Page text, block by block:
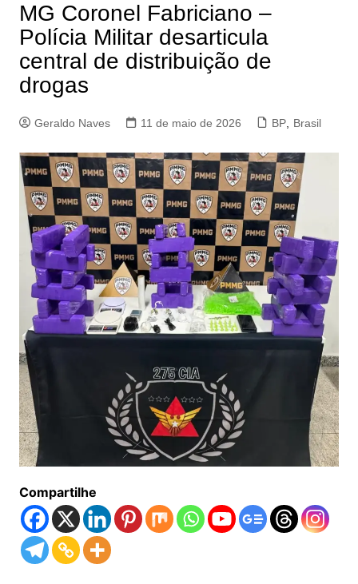
MG Coronel Fabriciano –
Polícia Militar desarticula
central de distribuição de
drogas
Geraldo Naves 11 de maio de 2026 BP, Brasil
Compartilhe